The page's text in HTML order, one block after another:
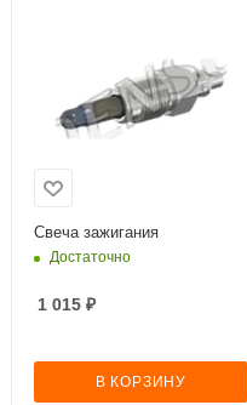
Свеча зажигания
Достаточно
1 015 ₽
В КОРЗИНУ